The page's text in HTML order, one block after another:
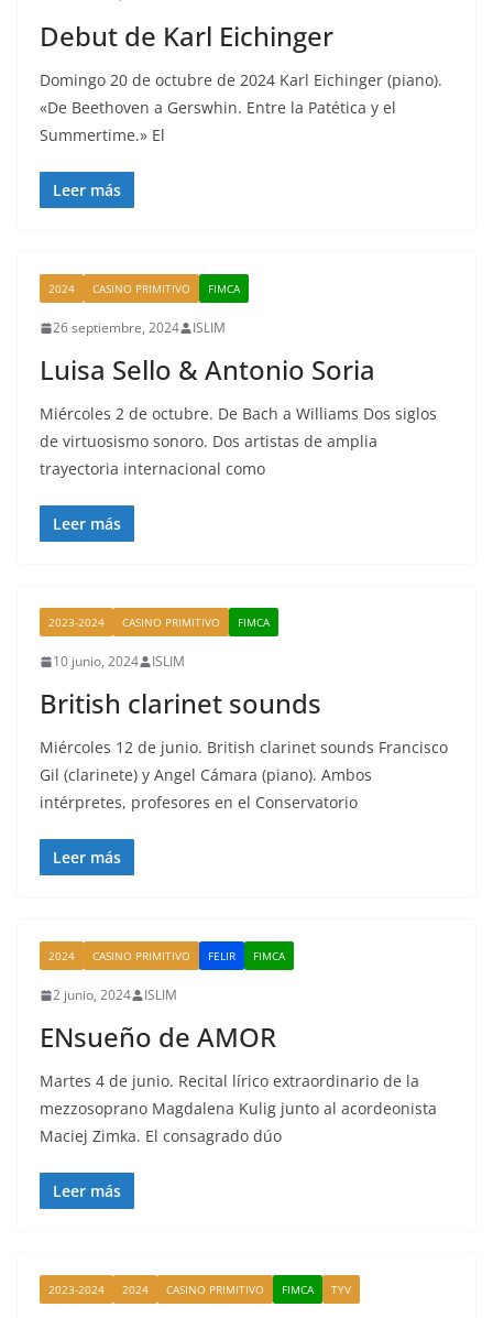
Debut de Karl Eichinger
Domingo 20 de octubre de 2024 Karl Eichinger (piano).
«De Beethoven a Gerswhin. Entre la Patética y el
Summertime.» El
Leer más
2024 CASINO PRIMITIVO FIMCA
26 septiembre, 2024 ISLIM
Luisa Sello & Antonio Soria
Miércoles 2 de octubre. De Bach a Williams Dos siglos
de virtuosismo sonoro. Dos artistas de amplia
trayectoria internacional como
Leer más
2023-2024 CASINO PRIMITIVO FIMCA
10 junio, 2024 ISLIM
British clarinet sounds
Miércoles 12 de junio. British clarinet sounds Francisco
Gil (clarinete) y Angel Cámara (piano). Ambos
intérpretes, profesores en el Conservatorio
Leer más
2024 CASINO PRIMITIVO FELIR FIMCA
2 junio, 2024 ISLIM
ENsueño de AMOR
Martes 4 de junio. Recital lírico extraordinario de la
mezzosoprano Magdalena Kulig junto al acordeonista
Maciej Zimka. El consagrado dúo
Leer más
2023-2024 2024 CASINO PRIMITIVO FIMCA TYV